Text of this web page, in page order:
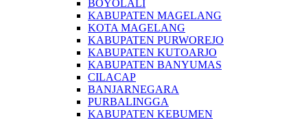
BOYOLALI
KABUPATEN MAGELANG
KOTA MAGELANG
KABUPATEN PURWOREJO
KABUPATEN KUTOARJO
KABUPATEN BANYUMAS
CILACAP
BANJARNEGARA
PURBALINGGA
KABUPATEN KEBUMEN